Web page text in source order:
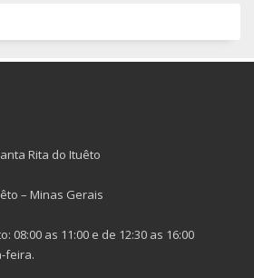
Rita do Ituêto
– Minas Gerais
08:00 as 11:00 e de 12:30 as 16:00
feira.